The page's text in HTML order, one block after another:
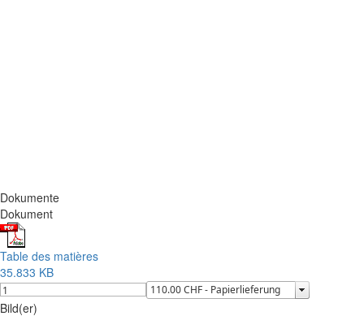
Dokumente
Dokument
Table des matières
35.833 KB
Bild(er)